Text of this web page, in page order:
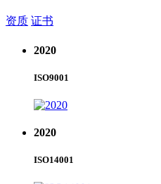
资质 证书
2020
ISO9001
2020
ISO14001